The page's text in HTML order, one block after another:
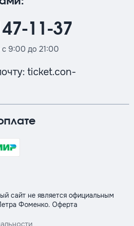
сайт не является официальным
Фоменко. Оферта
11-37
9:00 до 21:00
ticket.con-